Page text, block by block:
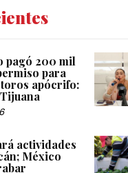
pagó 200 mil
para
apócrifo:
actividades
México